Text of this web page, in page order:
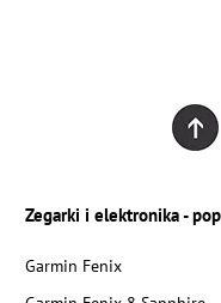
Zegarki i elektronika -
Garmin Fenix